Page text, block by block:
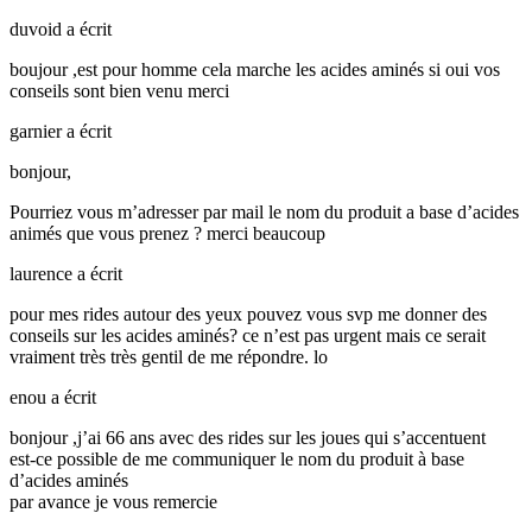
duvoid a écrit
boujour ,est pour homme cela marche les acides aminés si oui vos
conseils sont bien venu merci
garnier a écrit
bonjour,
Pourriez vous m’adresser par mail le nom du produit a base d’acides
animés que vous prenez ? merci beaucoup
laurence a écrit
pour mes rides autour des yeux pouvez vous svp me donner des
conseils sur les acides aminés? ce n’est pas urgent mais ce serait
vraiment très très gentil de me répondre. lo
enou a écrit
bonjour ,j’ai 66 ans avec des rides sur les joues qui s’accentuent
est-ce possible de me communiquer le nom du produit à base
d’acides aminés
par avance je vous remercie